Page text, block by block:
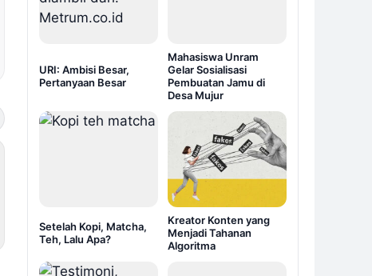
URI: Ambisi Besar,
Pertanyaan Besar
Mahasiswa Unram
Gelar Sosialisasi
Pembuatan Jamu di
Desa Mujur
Setelah Kopi, Matcha,
Teh, Lalu Apa?
Kreator Konten yang
Menjadi Tahanan
Algoritma